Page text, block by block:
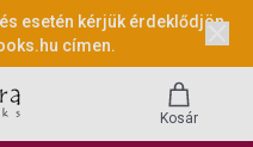
esetén kérjük érdeklődjön
címen.
Kosár